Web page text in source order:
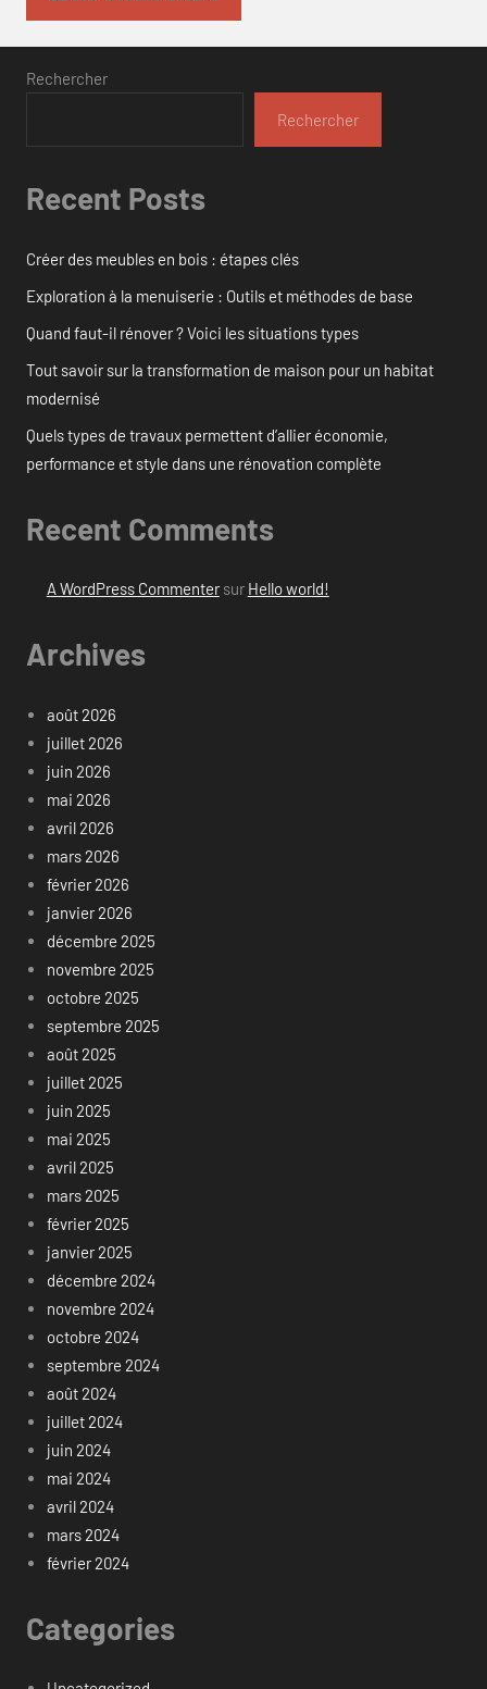
Rechercher
Rechercher
Recent Posts
Créer des meubles en bois : étapes clés
Exploration à la menuiserie : Outils et méthodes de base
Quand faut-il rénover ? Voici les situations types
Tout savoir sur la transformation de maison pour un habitat
modernisé
Quels types de travaux permettent d’allier économie,
performance et style dans une rénovation complète
Recent Comments
A WordPress Commentersur Hello world!
Archives
août 2026
juillet 2026
juin 2026
mai 2026
avril 2026
mars 2026
février 2026
janvier 2026
décembre 2025
novembre 2025
octobre 2025
septembre 2025
août 2025
juillet 2025
juin 2025
mai 2025
avril 2025
mars 2025
février 2025
janvier 2025
décembre 2024
novembre 2024
octobre 2024
septembre 2024
août 2024
juillet 2024
juin 2024
mai 2024
avril 2024
mars 2024
février 2024
Categories